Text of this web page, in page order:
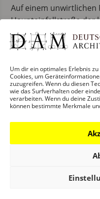
Um dir ein optimales Erlebnis
Cookies, um
zuzugreifen. Wenn du diesen
wie das Surfverhalten oder
verarbeiten. Wenn du deine
können bestimmte Merkmale
Auf einem unwirtlichen
Haupteinfallstraße der
Vancouver realisierte
Vancouver House Die
städtebaulichen
gelang es,
prägnantes Konzept
Andrea Jürges
Muth (Leiter
Immobilien GmbH,
Jürges hat BIG aus
urbanes Zentrum